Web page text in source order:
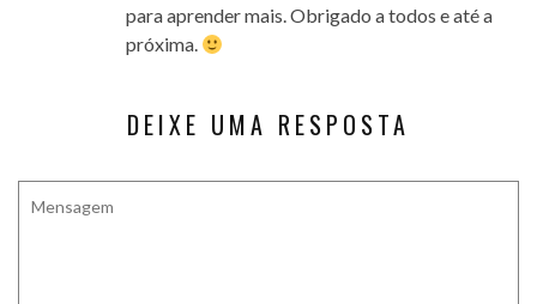
para aprender mais. Obrigado a todos e até a
próxima.
DEIXE UMA RESPOSTA